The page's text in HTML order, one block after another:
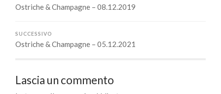
Ostriche & Champagne – 08.12.2019
SUCCESSIVO
Ostriche & Champagne – 05.12.2021
Lascia un commento